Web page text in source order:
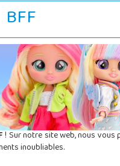
BFF
! Sur notre site web, nous
inoubliables.